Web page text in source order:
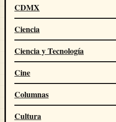
CDMX
Ciencia
Ciencia y Tecnología
Cine
Columnas
Cultura